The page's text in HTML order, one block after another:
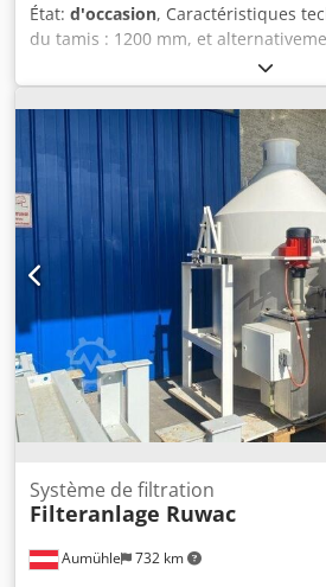
État: d'occasion, Caractéristiques
du tamis : 1200 mm, et
Protection contre les explosions :
Équipement : Crjdpfxexv Ah Hs Al
incluse - Équipement à ultrasons
de tamis inclus - Utilisé auparavant
revêtement.
Aumühle 732 km
Système de filtration
Filteranlage Ruwac